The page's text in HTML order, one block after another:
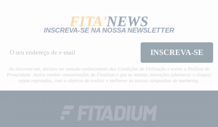
FITA'NEWS
INSCREVA-SE NA NOSSA NEWSLETTER
INSCREVA-SE
Ao inscrever-me, declaro ter tomado conhecimento das Condições de Utilização e aceito a Política de
Privacidade. Aceito receber comunicações da Fitadium e que as minhas interações (aberturas e cliques)
sejam registadas, com o objetivo de avaliar e melhorar as nossas campanhas de marketing.